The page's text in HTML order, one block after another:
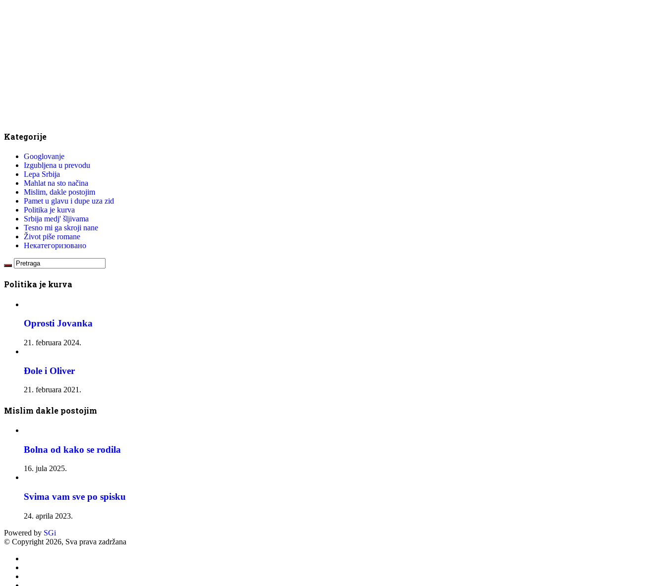
Kategorije
Googlovanje
Izgubljena u prevodu
Lepa Srbija
Mahlat na sto načina
Mislim, dakle postojim
Pamet u glavu i dupe uza zid
Politika je kurva
Srbija medj' šljivama
Tesno mi ga skroji nane
Život piše romane
Некатегоризовано
Politika je kurva
Oprosti Jovanka
21. februara 2024.
Đole i Oliver
21. februara 2021.
Mislim dakle postojim
Bolna od kako se rodila
16. jula 2025.
Svima vam sve po spisku
24. aprila 2023.
Powered by SGi
© Copyright 2026, Sva prava zadržana